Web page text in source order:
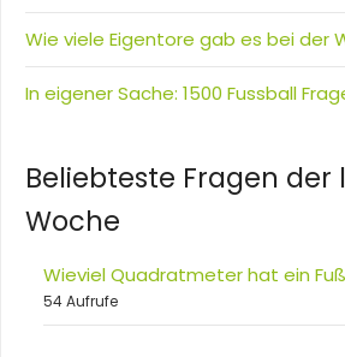
Wie viele Eigentore gab es bei der
In eigener Sache: 1500 Fussball
Beliebteste Fragen der
Woche
Wieviel Quadratmeter hat ein
54 Aufrufe